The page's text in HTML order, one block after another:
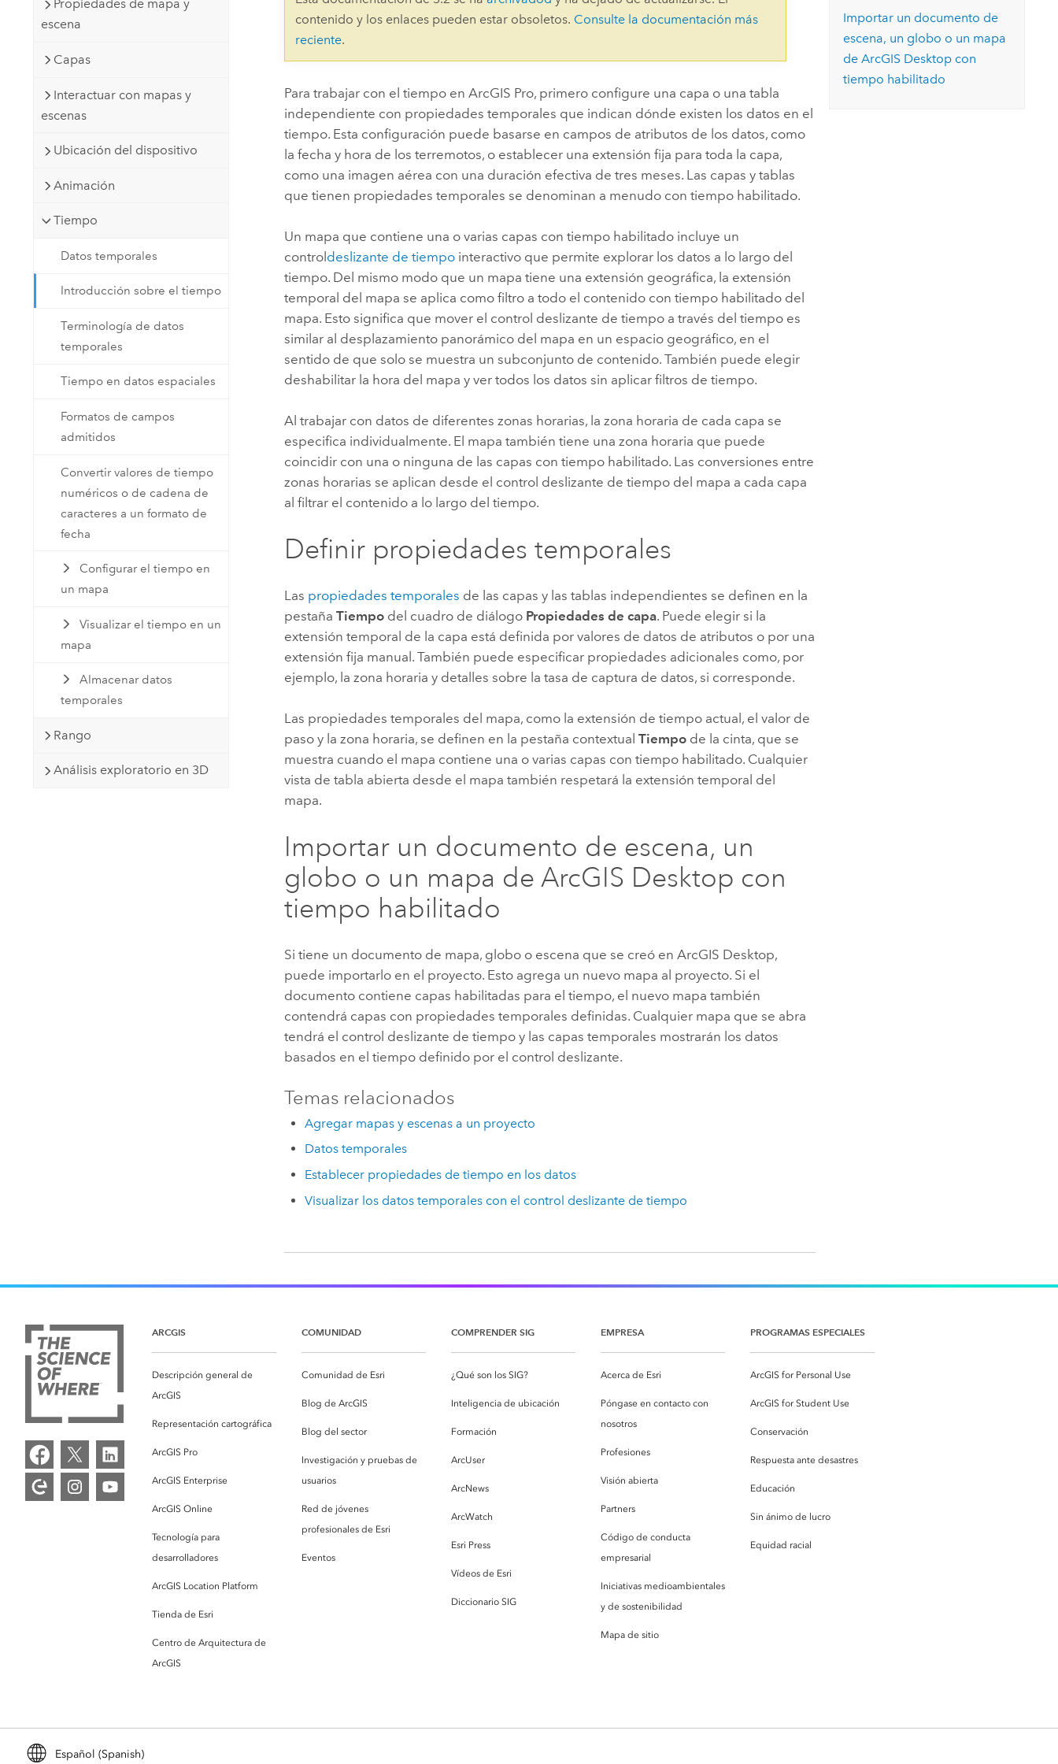
Todos los productos
Explorar ArcGIS Pro
Explorar la gestión de infraestructuras Leer la historia
Propiedades de mapa y
escena
Capas
Interactuar con mapas y
escenas
Ubicación del dispositivo
Animación
Tiempo
Datos temporales
Introducción sobre el tiempo
Terminología de datos
temporales
Tiempo en datos espaciales
Formatos de campos
admitidos
Convertir valores de tiempo
numéricos o de cadena de
caracteres a un formato de
fecha
Configurar el tiempo en
un mapa
Visualizar el tiempo en un
mapa
Almacenar datos
temporales
Rango
Análisis exploratorio en 3D
contenido y los enlaces pueden estar obsoletos. Consulte la documentación más
reciente.
Para trabajar con el tiempo enArcGIS Pro, primero configure una capa o una tabla
independiente con propiedades temporales que indican dónde existen los datos en el
tiempo. Esta configuración puede basarse en campos de atributos de los datos, como
la fecha y hora de los terremotos, o establecer una extensión fija para toda la capa,
como una imagen aérea con una duración efectiva de tres meses. Las capas y tablas
que tienen propiedades temporales se denominan a menudo con tiempo habilitado.
Un mapa que contiene una o varias capas con tiempo habilitado incluye un
controldeslizante de tiempo interactivo que permite explorar los datos a lo largo del
tiempo. Del mismo modo que un mapa tiene una extensión geográfica, la extensión
temporal del mapa se aplica como filtro a todo el contenido con tiempo habilitado del
mapa. Esto significa que mover el control deslizante de tiempo a través del tiempo es
similar al desplazamiento panorámico del mapa en un espacio geográfico, en el
sentido de que solo se muestra un subconjunto de contenido. También puede elegir
deshabilitar la hora del mapa y ver todos los datos sin aplicar filtros de tiempo.
Al trabajar con datos de diferentes zonas horarias, la zona horaria de cada capa se
especifica individualmente. El mapa también tiene una zona horaria que puede
coincidir con una o ninguna de las capas con tiempo habilitado. Las conversiones entre
zonas horarias se aplican desde el control deslizante de tiempo del mapa a cada capa
al filtrar el contenido a lo largo del tiempo.
Definir propiedades temporales
Las propiedades temporales de las capas y las tablas independientes se definen en la
pestañaTiempo del cuadro de diálogo Propiedades de capa. Puede elegir si la
extensión temporal de la capa está definida por valores de datos de atributos o por una
extensión fija manual. También puede especificar propiedades adicionales como, por
ejemplo, la zona horaria y detalles sobre la tasa de captura de datos, si corresponde.
Las propiedades temporales del mapa, como la extensión de tiempo actual, el valor de
paso y la zona horaria, se definen en la pestaña contextualTiempo de la cinta, que se
muestra cuando el mapa contiene una o varias capas con tiempo habilitado. Cualquier
vista de tabla abierta desde el mapa también respetará la extensión temporal del
mapa.
Importar un documento de escena, un
globo o un mapa de ArcGIS Desktop con
tiempo habilitado
Si tiene un documento de mapa, globo o escena que se creó enArcGIS Desktop,
puede importarlo en el proyecto. Esto agrega un nuevo mapa al proyecto. Si el
documento contiene capas habilitadas para el tiempo, el nuevo mapa también
contendrá capas con propiedades temporales definidas. Cualquier mapa que se abra
tendrá el control deslizante de tiempo y las capas temporales mostrarán los datos
basados en el tiempo definido por el control deslizante.
Temas relacionados
Agregar mapas y escenas a un proyecto
Datos temporales
Establecer propiedades de tiempo en los datos
Visualizar los datos temporales con el control deslizante de tiempo
Importar un documento de
escena, un globo o un mapa
deArcGIS Desktop con
tiempo habilitado
ARCGIS
Descripción general de
ArcGIS
Representación cartográfica
ArcGIS Pro
ArcGIS Enterprise
ArcGIS Online
Tecnología para
desarrolladores
ArcGIS Location Platform
Tienda de Esri
Centro de Arquitectura de
ArcGIS
COMUNIDAD
Comunidad de Esri
Blog de ArcGIS
Blog del sector
Investigación y pruebas de
usuarios
Red de jóvenes
profesionales de Esri
Eventos
COMPRENDER SIG
¿Qué son los SIG?
Inteligencia de ubicación
Formación
ArcUser
ArcNews
ArcWatch
Esri Press
Vídeos de Esri
Diccionario SIG
EMPRESA
Acerca de Esri
Póngase en contacto con
nosotros
Profesiones
Visión abierta
Partners
Código de conducta
empresarial
Iniciativas medioambientales
y de sostenibilidad
Mapa de sitio
PROGRAMAS ESPECIALES
ArcGIS for Personal Use
ArcGIS for Student Use
Conservación
Respuesta ante desastres
Educación
Sin ánimo de lucro
Equidad racial
Español (Spanish)